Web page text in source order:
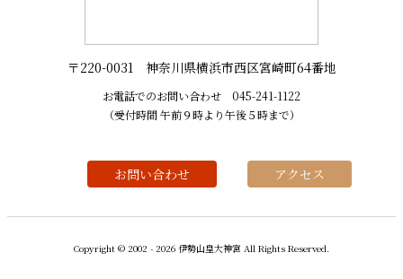
〒220-0031 神奈川県横浜市西区宮崎町64番地
お電話でのお問い合わせ 045-241-1122
（受付時間 午前９時より午後５時まで）
お問い合わせ アクセス
Copyright © 2002 - 2026 伊勢山皇大神宮 All Rights Reserved.